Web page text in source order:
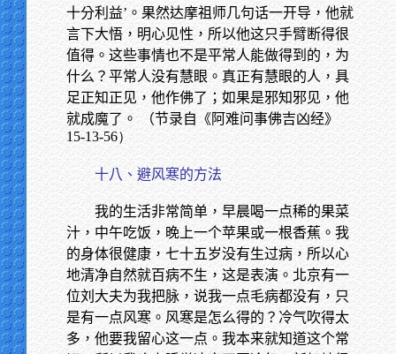
十分利益’。果然达摩祖师几句话一开导，他就
言下大悟，明心见性，所以他这只手臂断得很
值得。这些事情也不是平常人能做得到的，为
什么？平常人没有慧眼。真正有慧眼的人，具
足正知正见，他作佛了；如果是邪知邪见，他
就成魔了。 （节录自《阿难问事佛吉凶经》
15-13-56）
十八、避风寒的方法
我的生活非常简单，早晨喝一点稀的果菜
汁，中午吃饭，晚上一个苹果或一根香蕉。我
的身体很健康，七十五岁没有生过病，所以心
地清净自然就百病不生，这是表演。北京有一
位刘大夫为我把脉，说我一点毛病都没有，只
是有一点风寒。风寒是怎么得的？冷气吹得太
多，他要我留心这一点。我本来就知道这个常